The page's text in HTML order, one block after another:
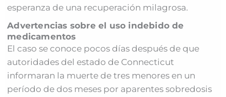
esperanza de una recuperación milagrosa.
Advertencias sobre el uso indebido de
medicamentos
El caso se conoce pocos días después de que
autoridades del estado de Connecticut
informaran la muerte de tres menores en un
período de dos meses por aparentes sobredosis